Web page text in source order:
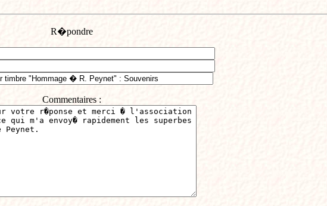
R�pondre
Commentaires :